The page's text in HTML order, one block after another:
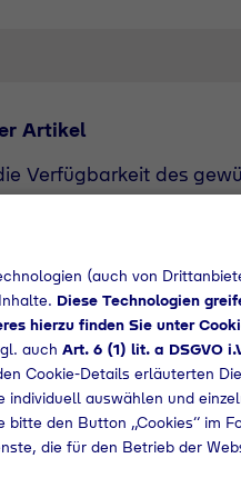
Artikel
Verfügbarkeit des
Auch derzeit
(auch von
Diese Technologien
hierzu finden Sie unter
auch Art. 6 (1) lit. a DSGVO
Cookie-Details erläuterten
auswählen und
den Button „Cookies“ im
die für den Betrieb der